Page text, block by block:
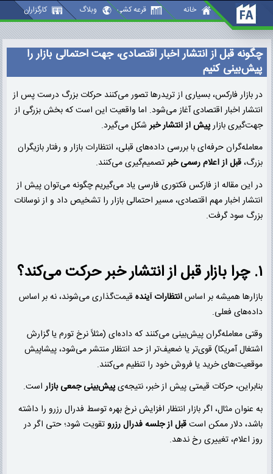
چگونه قبل از انتشار اخبار اقتصادی، جهت احتمالی بازار را پیش‌بینی کنیم
خانه قرعه کشی وبلاگ کارگزاران
چگونه قبل از انتشار اخبار اقتصادی، جهت احتمالی بازار را
پیش‌بینی کنیم
در بازار فارکس، بسیاری از تریدرها تصور می‌کنند حرکات بزرگ درست پس از
انتشار اخبار اقتصادی آغاز می‌شود. اما واقعیت این است که بخش بزرگی از
جهت‌گیری بازارپیش از انتشار خبرشکل می‌گیرد.
معامله‌گران حرفه‌ای با بررسی داده‌های قبلی، انتظارات بازار و رفتار بازیگران
بزرگ،قبل از اعلام رسمی خبرتصمیم‌گیری می‌کنند.
در این مقاله از فارکس فکتوری فارسی یاد می‌گیریم چگونه می‌توان پیش از
انتشار اخبار مهم اقتصادی، مسیر احتمالی بازار را تشخیص داد و از نوسانات
بزرگ سود گرفت.
۱. چرا بازار قبل از انتشار خبر حرکت می‌کند؟
بازارها همیشه بر اساسانتظارات آینده قیمت‌گذاری می‌شوند، نه بر اساس
داده‌های فعلی.
وقتی معامله‌گران پیش‌بینی می‌کنند که داده‌ای (مثلاً نرخ تورم یا گزارش
اشتغال آمریکا) قوی‌تر یا ضعیف‌تر از حد انتظار منتشر می‌شود، پیشاپیش
موقعیت‌های خرید یا فروش خود را تنظیم می‌کنند.
بنابراین، حرکات قیمتی پیش از خبر، نتیجه‌یپیش‌بینی جمعی بازاراست.
به عنوان مثال، اگر بازار انتظار افزایش نرخ بهره توسط فدرال رزرو را داشته
باشد، دلار ممکن استقبل از جلسه فدرال رزروتقویت شود؛ حتی اگر در
روز اعلام، تغییری رخ ندهد.